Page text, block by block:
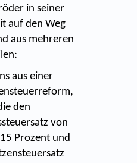
in seiner
auf den Weg
aus mehreren
aus einer
den
von
Prozent und